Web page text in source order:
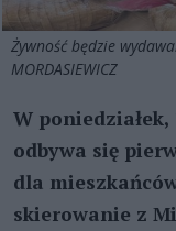
Żywność będzie
MORDASIEWICZ
W
odbywa się
dla
skierowanie z